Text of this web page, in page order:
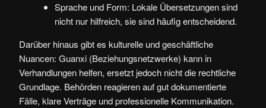
Sprache und Form: Lokale Übersetzungen sind
nicht nur hilfreich, sie sind häufig entscheidend.
Darüber hinaus gibt es kulturelle und geschäftliche
Nuancen: Guanxi (Beziehungsnetzwerke) kann in
Verhandlungen helfen, ersetzt jedoch nicht die rechtliche
Grundlage. Behörden reagieren auf gut dokumentierte
Fälle, klare Verträge und professionelle Kommunikation.